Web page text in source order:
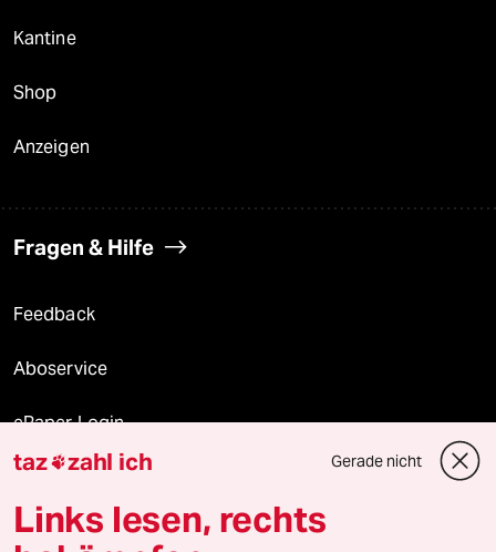
Kantine
Shop
Anzeigen
Fragen & Hilfe
Feedback
Aboservice
ePaper Login
Downloads für Abonnierende
taz zahl ich Gerade nicht
Links lesen, rechts